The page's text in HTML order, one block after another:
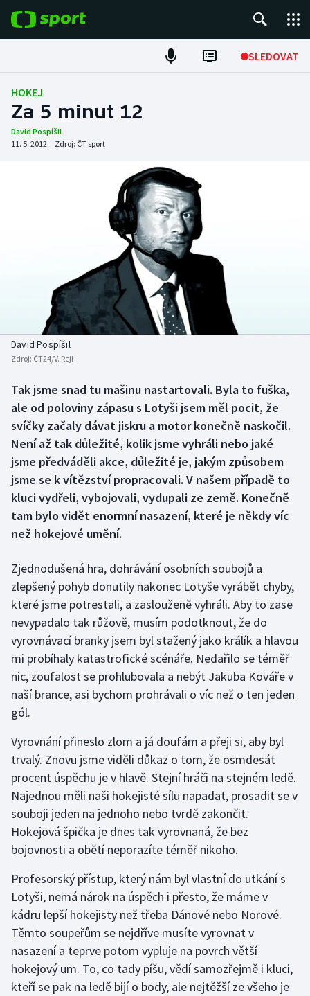
SLEDOVAT
Fotbal
Hokej
Americký fotbal
Baseball a softbal
Basketbal
Biatlon
Boby a skeleton
Curling
Dostihy
Futsal
Golf
Gymnastika
Házená
Jezdectví
Judo
Krasobruslení
Lezení
Lyže a snowboard
Moderní pětiboj
Motorsport
Olympijské hry
Parasport
NEPŘEHLÉDNĚTE
Soutěže
Historické návraty
Aplikace ČT sport
AZ kvíz
HOKEJ
Za 5 minut 12
David Pospíšil
11. 5. 2012 | Zdroj: ČT sport
David Pospíšil
Zdroj: ČT24/V. Rejl
Tak jsme snad tu mašinu nastartovali. Byla to fuška,
ale od poloviny zápasu s Lotyši jsem měl pocit, že
svíčky začaly dávat jiskru a motor konečně naskočil.
Není až tak důležité, kolik jsme vyhráli nebo jaké
jsme předváděli akce, důležité je, jakým způsobem
jsme se k vítězství propracovali. V našem případě to
kluci vydřeli, vybojovali, vydupali ze země. Konečně
tam bylo vidět enormní nasazení, které je někdy víc
než hokejové umění.
Zjednodušená hra, dohrávání osobních soubojů a
zlepšený pohyb donutily nakonec Lotyše vyrábět chyby,
které jsme potrestali, a zaslouženě vyhráli. Aby to zase
nevypadalo tak růžově, musím podotknout, že do
vyrovnávací branky jsem byl stažený jako králík a hlavou
mi probíhaly katastrofické scénáře. Nedařilo se téměř
nic, zoufalost se prohlubovala a nebýt Jakuba Kováře v
naší brance, asi bychom prohrávali o víc než o ten jeden
gól.
Vyrovnání přineslo zlom a já doufám a přeji si, aby byl
trvalý. Znovu jsme viděli důkaz o tom, že osmdesát
procent úspěchu je v hlavě. Stejní hráči na stejném ledě.
Najednou měli naši hokejisté sílu napadat, prosadit se v
souboji jeden na jednoho nebo tvrdě zakončit.
Hokejová špička je dnes tak vyrovnaná, že bez
bojovnosti a obětí neporazíte téměř nikoho.
Profesorský přístup, který nám byl vlastní do utkání s
Lotyši, nemá nárok na úspěch i přesto, že máme v
kádru lepší hokejisty než třeba Dánové nebo Norové.
Těmto soupeřům se nejdříve musíte vyrovnat v
nasazení a teprve potom vypluje na povrch větší
hokejový um. To, co tady píšu, vědí samozřejmě i kluci,
kteří se pak na ledě bijí o body, ale nejtěžší ze všeho je